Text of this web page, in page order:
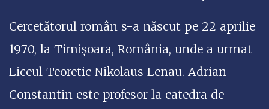
Cercetătorul român s-a născut pe 22 aprilie
1970, la Timişoara, România, unde a urmat
Liceul Teoretic Nikolaus Lenau. Adrian
Constantin este profesor la catedra de